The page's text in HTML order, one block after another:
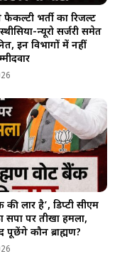
भर्ती का रिजल्ट
न्यूरो सर्जरी समेत
इन विभागों में नहीं
की लार है’, डिप्टी सीएम
सपा पर तीखा हमला,
पूछेंगे कौन ब्राह्मण?